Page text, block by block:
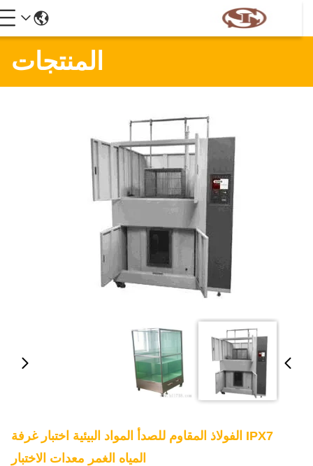
المنتجات
IPX7 الفولاذ المقاوم للصدأ المواد البيئية اختبار غرفة
المياه الغمر معدات الاختبار